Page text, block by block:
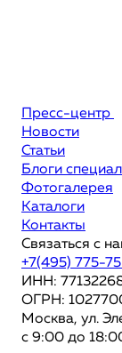
Пресс-центр
Новости
Статьи
Блоги
Фотогалерея
Каталоги
Контакты
Связаться с
+7(495) 775-
ИНН:
ОГРН:
Москва, ул.
с 9:00 до